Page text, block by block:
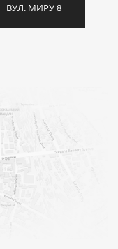
ВУЛ. МИРУ 8